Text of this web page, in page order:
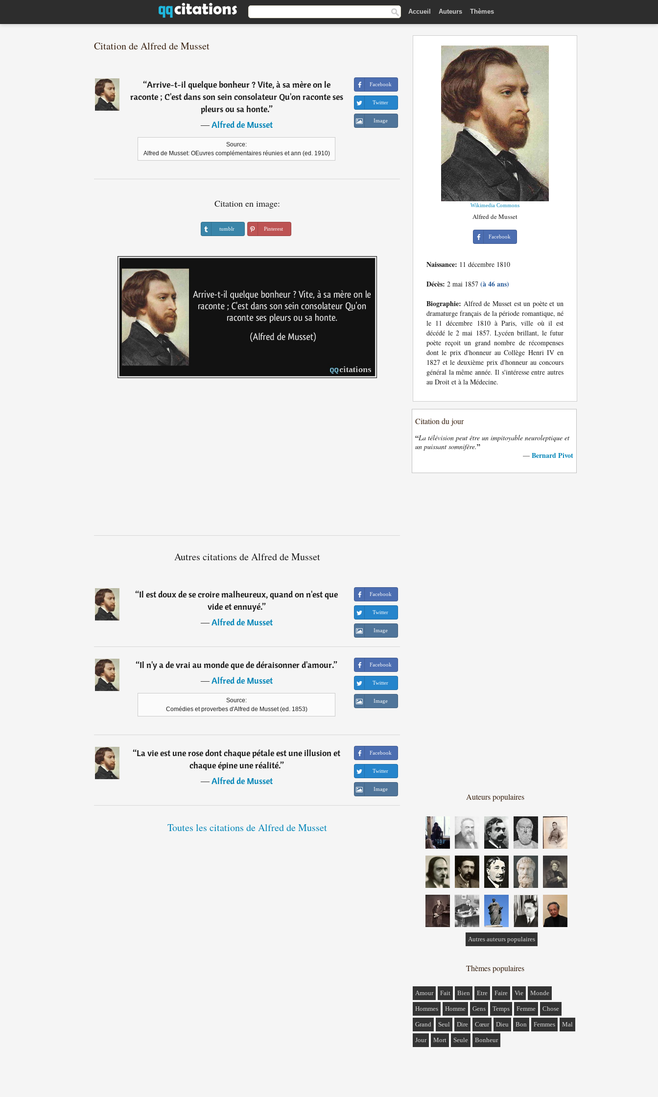
Accueil Auteurs Thèmes
Citation de Alfred de Musset
“Arrive-t-il quelque bonheur ? Vite, à sa mère on le
raconte ; C'est dans son sein consolateur Qu'on raconte ses
pleurs ou sa honte.”
―Alfred de Musset
Source:
Alfred de Musset: OEuvres complémentaires réunies et ann (ed. 1910)
Facebook
Twitter
Image
Citation en image:
tumblr Pinterest
Autres citations de Alfred de Musset
“Il est doux de se croire malheureux, quand on n'est que
vide et ennuyé.”
―Alfred de Musset
Facebook
Twitter
Image
“Il n'y a de vrai au monde que de déraisonner d'amour.”
―Alfred de Musset
Source:
Comédies et proverbes d'Alfred de Musset (ed. 1853)
Facebook
Twitter
Image
“La vie est une rose dont chaque pétale est une illusion et
chaque épine une réalité.”
―Alfred de Musset
Facebook
Twitter
Image
Toutes les citations de Alfred de Musset
Wikimedia Commons
Alfred de Musset
Facebook
Naissance: 11 décembre 1810
Décès: 2 mai 1857 (à 46 ans)
Biographie: Alfred de Musset est un poète et un
dramaturge français de la période romantique, né
le 11 décembre 1810 à Paris, ville où il est
décédé le 2 mai 1857. Lycéen brillant, le futur
poète reçoit un grand nombre de récompenses
dont le prix d'honneur au Collège Henri IV en
1827 et le deuxième prix d'honneur au concours
général la même année. Il s'intéresse entre autres
au Droit et à la Médecine.
Citation du jour
“La télévision peut être un impitoyable neuroleptique et
un puissant somnifère.”
— Bernard Pivot
Auteurs populaires
Autres auteurs populaires
Thèmes populaires
Amour Fait Bien Etre Faire Vie Monde
Hommes Homme Gens Temps Femme Chose
Grand Seul Dire Cœur Dieu Bon Femmes Mal
Jour Mort Seule Bonheur